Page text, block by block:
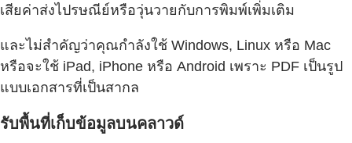
เสียค่าส่งไปรษณีย์หรือวุ่นวายกับการพิมพ์เพิ่มเติม
และไม่สำคัญว่าคุณกำลังใช้ Windows, Linux หรือ Mac
หรือจะใช้ iPad, iPhone หรือ Android เพราะ PDF เป็นรูป
แบบเอกสารที่เป็นสากล
รับพื้นที่เก็บข้อมูลบนคลาวด์